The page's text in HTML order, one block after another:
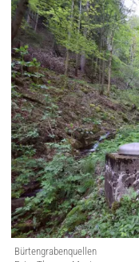
Bürtengrabenquellen